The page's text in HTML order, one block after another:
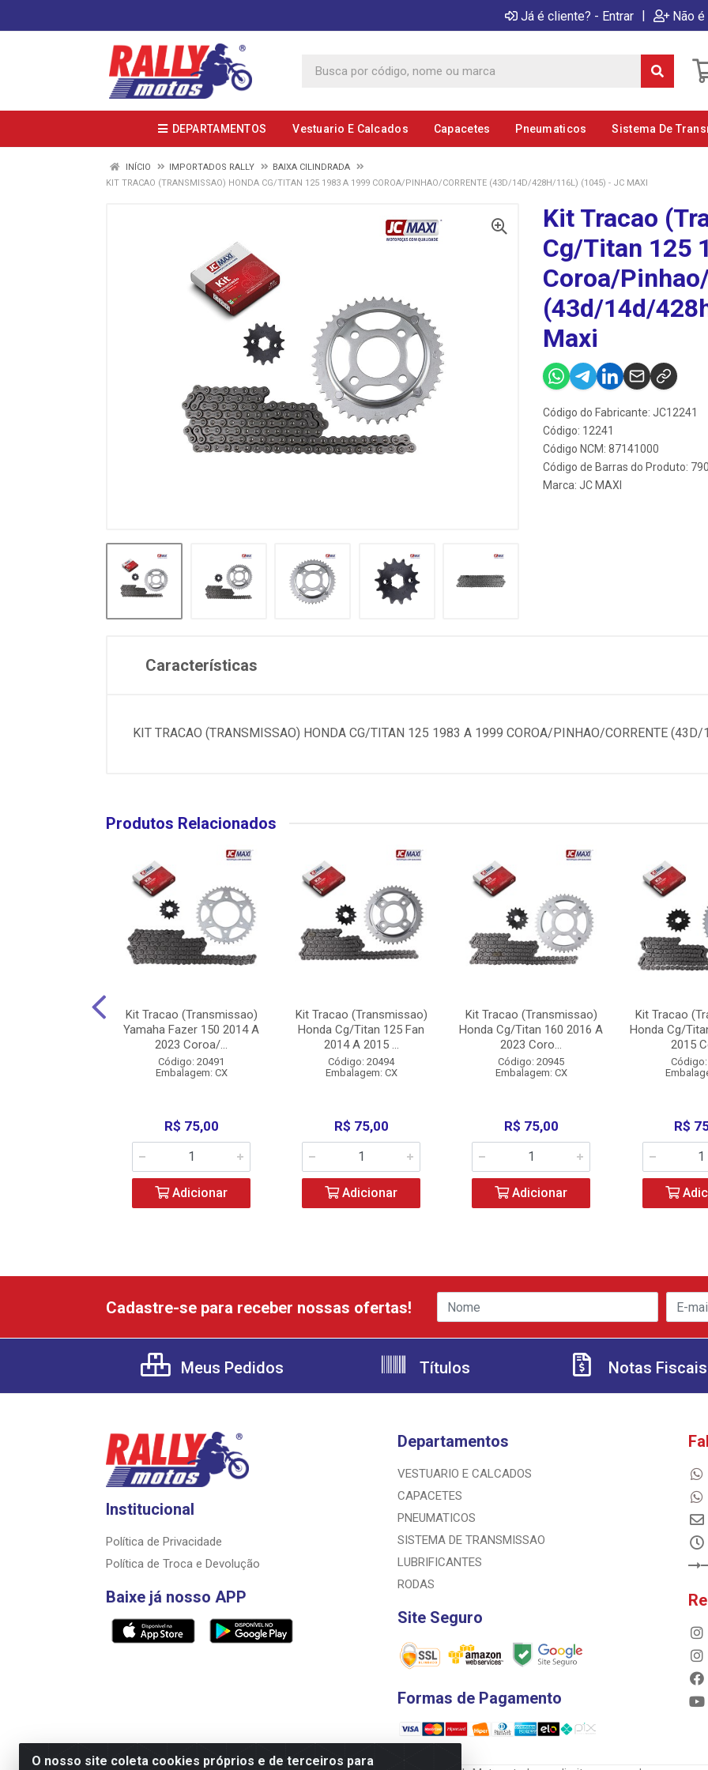
Já é cliente? - Entrar | Não
DEPARTAMENTOS Vestuario E Calcados Capacetes Pneumaticos Sistema De
INÍCIO IMPORTADOS RALLY
BAIXA CILINDRADA
KIT TRACAO (TRANSMISSAO) HONDA CG/TITAN 125 1983 A 1999 COROA/PINHAO/CORRENTE (43D/14D/428H/116L) (1045) - JC MAXI
Kit Tracao
Cg/Titan 125
Coroa/
(43d/14d/
Maxi
Código do Fabricante: JC12241
Código: 12241
Código NCM: 87141000
Código de Barras do Produto:
Marca: JC MAXI
Características
KIT TRACAO (TRANSMISSAO) HONDA CG/TITAN 125 1983 A 1999 COROA/PINHAO/CORRENTE
Produtos Relacionados
Kit Tracao (Transmissao)
Yamaha Fazer 150 2014 A
2023 Coroa/...
Código: 20491
Embalagem: CX
R$ 75,00
Adicionar
Kit Tracao (Transmissao)
Honda Cg/Titan 125 Fan
2014 A 2015 ...
Código: 20494
Embalagem: CX
R$ 75,00
Adicionar
Kit Tracao (Transmissao)
Honda Cg/Titan 160 2016 A
2023 Coro...
Código: 20945
Embalagem: CX
R$ 75,00
Adicionar
Kit Tracao
Honda Cg/
2015
R$
O nosso site coleta cookies próprios e de terceiros para
Cadastre-se para receber nossas ofertas!
Meus Pedidos Títulos Notas Fiscais
Institucional
Política de Privacidade
Política de Troca e Devolução
Baixe já nosso APP
Departamentos
VESTUARIO E CALCADOS
CAPACETES
PNEUMATICOS
SISTEMA DE TRANSMISSAO
LUBRIFICANTES
RODAS
Site Seguro
Formas de Pagamento